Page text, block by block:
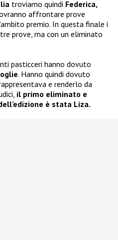
troviamo quindi Federica,
affrontare prove
premio. In questa finale i
prove, ma con un eliminato
pasticceri hanno dovuto
. Hanno quindi dovuto
e renderlo da
il primo eliminato e
è stata Liza.